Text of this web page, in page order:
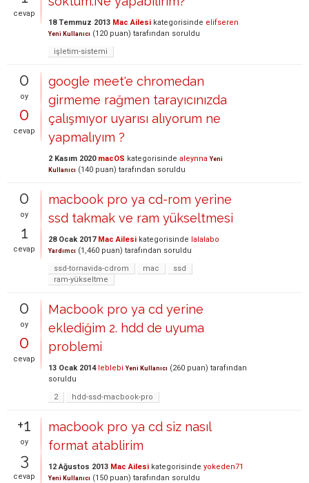
cevap
18 Temmuz 2013 Mac Ailesi kategorisinde elifseren
Yeni Kullanıcı (120 puan) tarafından soruldu
işletim-sistemi
0
oy
0
cevap
google meet'e chromedan
girmeme rağmen tarayıcınızda
çalışmıyor uyarısı alıyorum ne
yapmalıyım ?
2 Kasım 2020 macOS kategorisinde aleynna Yeni
Kullanıcı (140 puan) tarafından soruldu
0
oy
1
cevap
macbook pro ya cd-rom yerine
ssd takmak ve ram yükseltmesi
28 Ocak 2017 Mac Ailesi kategorisinde lalalabo
Yardımcı (1,460 puan) tarafından soruldu
ssd-tornavida-cdrom
mac
ssd
ram-yükseltme
0
oy
0
cevap
Macbook pro ya cd yerine
eklediğim 2. hdd de uyuma
problemi
13 Ocak 2014 leblebi Yeni Kullanıcı (260 puan) tarafından
soruldu
2
hdd-ssd-macbook-pro
+1
oy
3
cevap
macbook pro ya cd siz nasıl
format atablirim
12 Ağustos 2013 Mac Ailesi kategorisinde yokeden71
Yeni Kullanıcı (150 puan) tarafından soruldu